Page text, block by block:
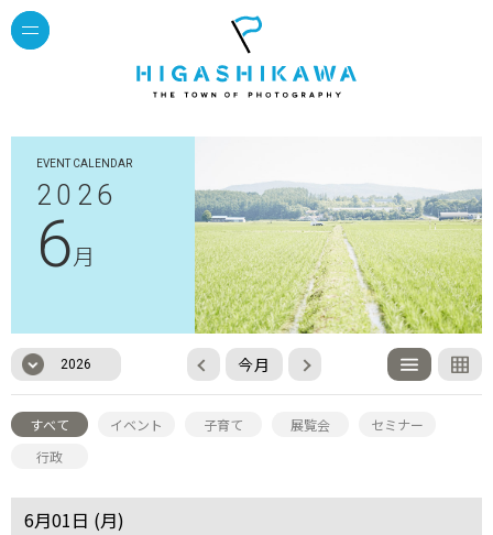
EVENT CALENDAR
2026
6月
2026 今月
すべて イベント 子育て 展覧会
セミナー
行政
6月01日 (月)